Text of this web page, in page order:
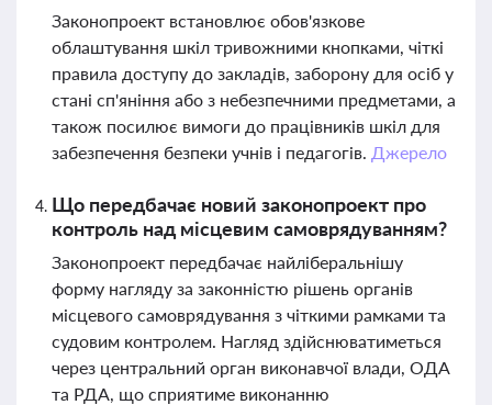
Законопроект встановлює обов'язкове
облаштування шкіл тривожними кнопками, чіткі
правила доступу до закладів, заборону для осіб у
стані сп'яніння або з небезпечними предметами, а
також посилює вимоги до працівників шкіл для
забезпечення безпеки учнів і педагогів. Джерело
Що передбачає новий законопроект про
контроль над місцевим самоврядуванням?
Законопроект передбачає найліберальнішу
форму нагляду за законністю рішень органів
місцевого самоврядування з чіткими рамками та
судовим контролем. Нагляд здійснюватиметься
через центральний орган виконавчої влади, ОДА
та РДА, що сприятиме виконанню